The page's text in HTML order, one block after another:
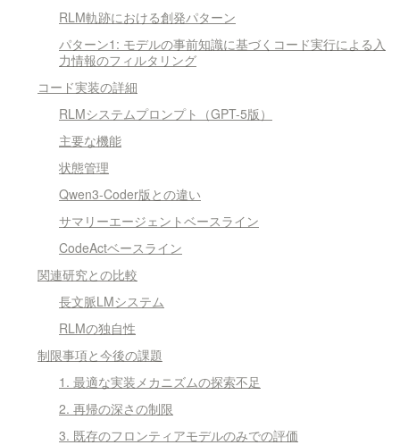
RLM軌跡における創発パターン
パターン1: モデルの事前知識に基づくコード実行による入
力情報のフィルタリング
コード実装の詳細
RLMシステムプロンプト（GPT-5版）
主要な機能
状態管理
Qwen3-Coder版との違い
サマリーエージェントベースライン
CodeActベースライン
関連研究との比較
長文脈LMシステム
RLMの独自性
制限事項と今後の課題
1. 最適な実装メカニズムの探索不足
2. 再帰の深さの制限
3. 既存のフロンティアモデルのみでの評価